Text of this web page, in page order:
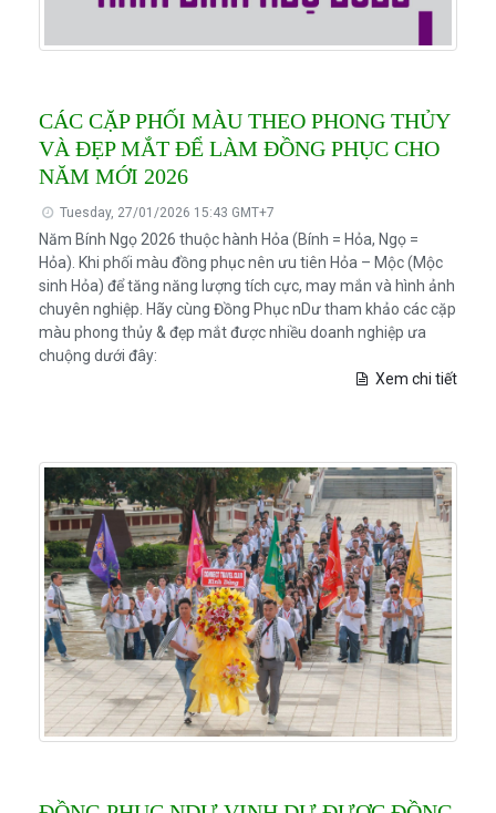
CÁC CẶP PHỐI MÀU THEO PHONG THỦY
VÀ ĐẸP MẮT ĐỂ LÀM ĐỒNG PHỤC CHO
NĂM MỚI 2026
Tuesday, 27/01/2026 15:43 GMT+7
Năm Bính Ngọ 2026 thuộc hành Hỏa (Bính = Hỏa, Ngọ =
Hỏa). Khi phối màu đồng phục nên ưu tiên Hỏa – Mộc (Mộc
sinh Hỏa) để tăng năng lượng tích cực, may mắn và hình ảnh
chuyên nghiệp. Hãy cùng Đồng Phục nDư tham khảo các cặp
màu phong thủy & đẹp mắt được nhiều doanh nghiệp ưa
chuộng dưới đây:
Xem chi tiết